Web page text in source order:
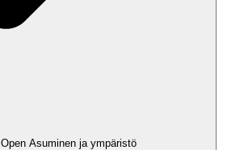
Open Asuminen ja ympäristö